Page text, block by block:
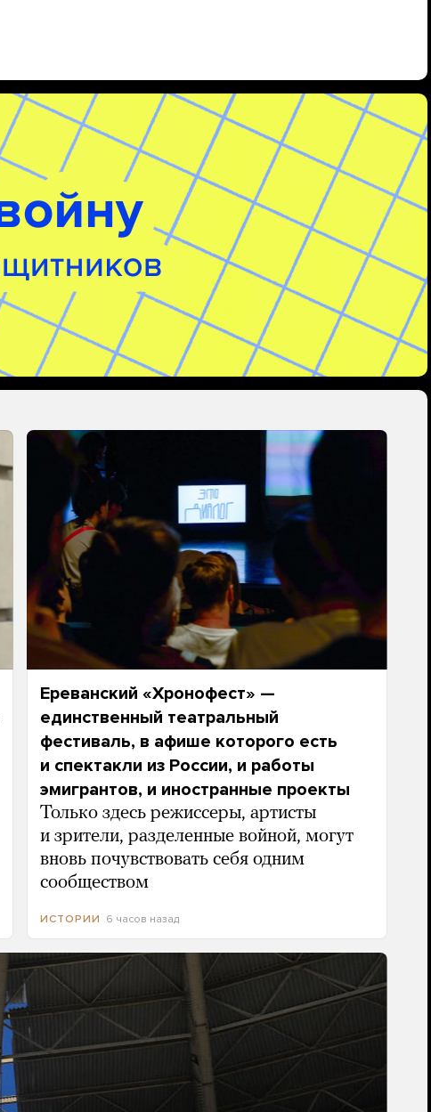
Ереванский «Хронофест» —
единственный театральный
фестиваль, в афише которого есть
и спектакли из России, и работы
эмигрантов, и иностранные проекты
Только здесь режиссеры, артисты
и зрители, разделенные войной, могут
вновь почувствовать себя одним
сообществом
ИСТОРИИ 6 часов назад